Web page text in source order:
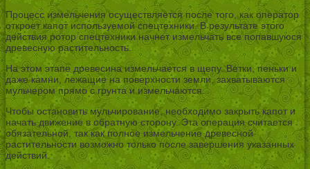
Процесс измельчения осуществляется после того, как оператор
откроет капот используемой спецтехники. В результате этого
действия ротор спецтехники начнет измельчать все попавшуюся
древесную растительность.
На этом этапе древесина измельчается в щепу. Ветки, пеньки и
даже камни, лежащие на поверхности земли, захватываются
мульчером прямо с грунта и измельчаются.
Чтобы остановить мульчирование, необходимо закрыть капот и
начать движение в обратную сторону. Эта операция считается
обязательной, так как полное измельчение древесной
растительности возможно только после завершения указанных
действий.